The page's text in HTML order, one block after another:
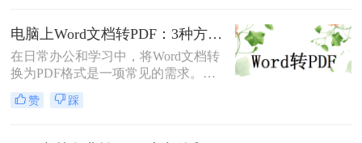
Word转换为PDF的方法。
电脑上Word文档转PDF：3种方法按文档复杂度选，公式多的别用在线工具！
在日常办公和学习中，将Word文档转
换为PDF格式是一项常见的需求。
PDF格式因其跨平台兼容性、格式稳
定性和安全性而备受青睐。那么电脑
赞 踩